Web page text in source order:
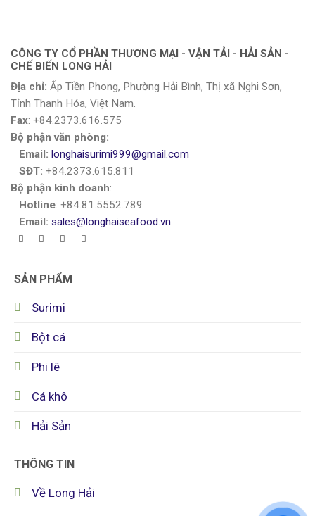
CÔNG TY CỔ PHẦN THƯƠNG MẠI - VẬN TẢI - HẢI SẢN -
CHẾ BIẾN LONG HẢI
Địa chỉ: Ấp Tiền Phong, Phường Hải Bình, Thị xã Nghi Sơn,
Tỉnh Thanh Hóa, Việt Nam.
Fax: +84.2373.616.575
Bộ phận văn phòng:
Email: longhaisurimi999@gmail.com
SĐT: +84.2373.615.811
Bộ phận kinh doanh:
Hotline: +84.81.5552.789
Email: sales@longhaiseafood.vn
SẢN PHẨM
Surimi
Bột cá
Phi lê
Cá khô
Hải Sản
THÔNG TIN
Về Long Hải